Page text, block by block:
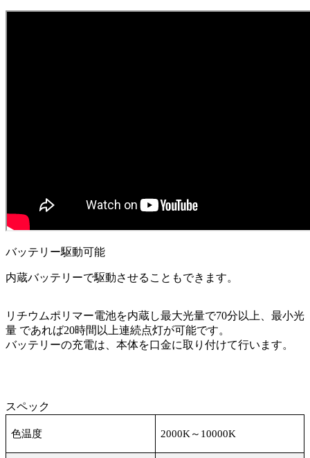
バッテリー駆動可能
内蔵バッテリーで駆動させることもできます。
リチウムポリマー電池を内蔵し最大光量で70分以上、最小光
量 であれば20時間以上連続点灯が可能です。
バッテリーの充電は、本体を口金に取り付けて行います。
スペック
色温度 2000K ～ 10000K